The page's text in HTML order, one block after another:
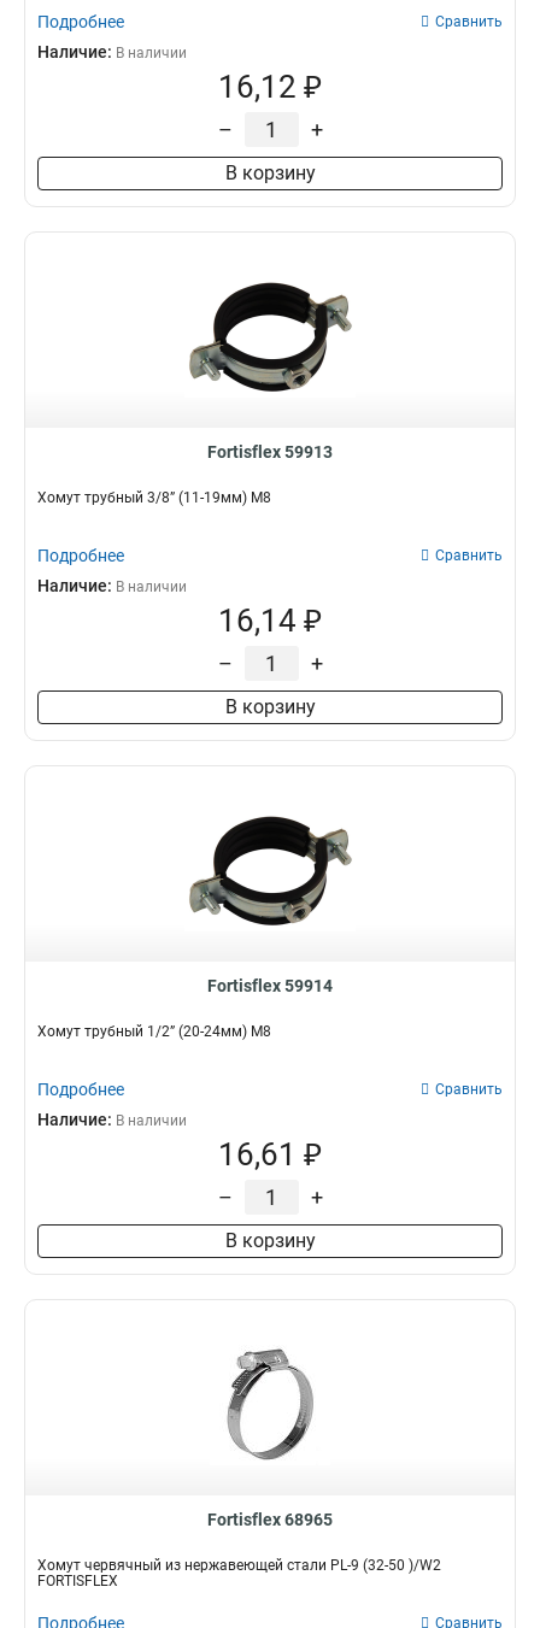
Подробнее Сравнить
Наличие: В наличии
16,12 ₽
– +
В корзину
Fortisflex 59913
Хомут трубный 3/8” (11-19мм) М8
Подробнее Сравнить
Наличие: В наличии
16,14 ₽
– +
В корзину
Fortisflex 59914
Хомут трубный 1/2” (20-24мм) М8
Подробнее Сравнить
Наличие: В наличии
16,61 ₽
– +
В корзину
Fortisflex 68965
Хомут червячный из нержавеющей стали PL-9 (32-50 )/W2
FORTISFLEX
Подробнее Сравнить